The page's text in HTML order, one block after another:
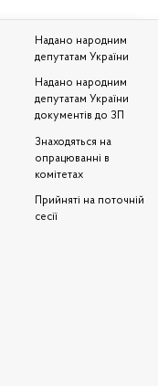
Надано народним
депутатам України
Надано народним
депутатам України
документів до ЗП
Знаходяться на
опрацюванні в
комітетах
Прийняті на поточній
сесії